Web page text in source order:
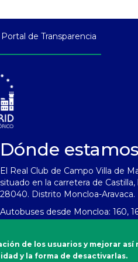
Portal de Transparencia
Dónde estamos
El Real Club de Campo Villa de
situado en la carretera de
28040. Distrito Moncloa-Aravaca.
Autobuses desde Moncloa: 160,
Emergencias
de los usuarios y mejorar así
y la forma de desactivarlas.